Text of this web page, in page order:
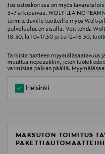
Jos ostoskorissa on myös
3–7 arkipäivää. WOLTILLA
toimitettaville tuotteille myös Wolt-
palvelualueen sisällä. Voit tehdä
18.30, la 10–17.30 ja su 12–16.30,
Tarkista tuotteen myymäläsaatavuus
muuttua nopeastikin, joten
varmistaa paikan päällä.
Helsinki
MAKSUTON TOIMITUS